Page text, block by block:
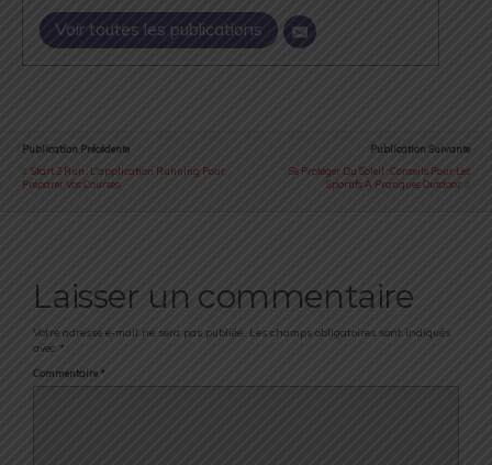
Voir toutes les publications
Publication Précédente
Start 2 Run : L'application Running Pour
Préparer Vos Courses
Publication Suivante
Se Protéger Du Soleil : Conseils Pour Les
Sportifs À Pratiques Outdoor
Laisser un commentaire
Votre adresse e-mail ne sera pas publiée. Les champs obligatoires sont indiqués
avec *
Commentaire *